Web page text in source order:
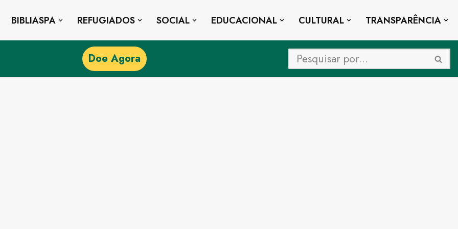
BIBLIASPA REFUGIADOS SOCIAL EDUCACIONAL CULTURAL TRANSPARÊNCIA
Doe Agora